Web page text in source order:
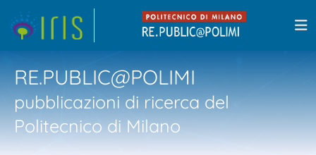
RE.PUBLIC@POLIMI
pubblicazioni di ricerca del
Politecnico di Milano